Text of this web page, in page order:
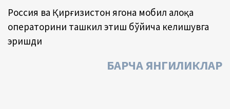
Россия ва Қирғизистон ягона мобил алоқа
операторини ташкил этиш бўйича келишувга
эришди
БАРЧА ЯНГИЛИКЛАР